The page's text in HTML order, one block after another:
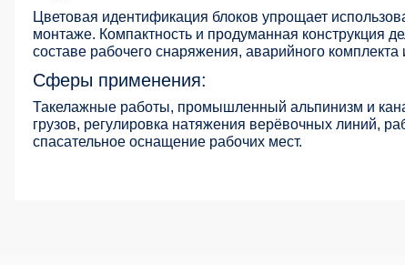
Цветовая идентификация блоков упрощает
монтаже. Компактность и продуманная конструкция
составе рабочего снаряжения, аварийного
Сферы применения:
Такелажные работы, промышленный альпинизм и
грузов, регулировка натяжения верёвочных линий,
спасательное оснащение рабочих мест.